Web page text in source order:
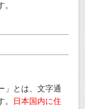
」とは、文字通
日本国内に住